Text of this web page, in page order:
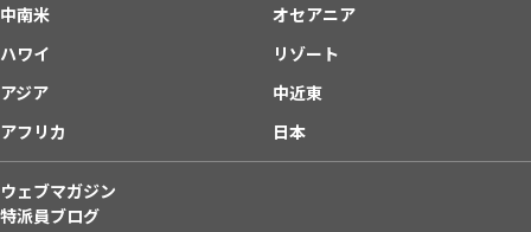
中南米
オセアニア
ハワイ
リゾート
アジア
中近東
アフリカ
日本
ウェブマガジン
特派員ブログ